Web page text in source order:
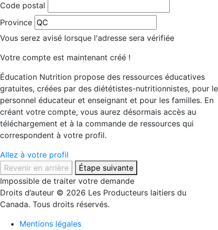
Code postal
Province
Vous serez avisé lorsque l'adresse sera vérifiée
Votre compte est maintenant créé !
Éducation Nutrition propose des ressources éducatives
gratuites, créées par des diététistes-nutritionnistes, pour le
personnel éducateur et enseignant et pour les familles. En
créant votre compte, vous aurez désormais accès au
téléchargement et à la commande de ressources qui
correspondent à votre profil.
Allez à votre profil
Revenir en arrière
Étape suivante
Impossible de traiter votre demande
Droits d’auteur © 2026 Les Producteurs laitiers du
Canada. Tous droits réservés.
Mentions légales